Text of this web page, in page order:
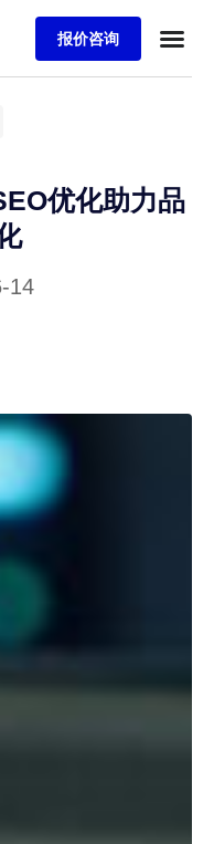
报价咨询
优化助力品
14